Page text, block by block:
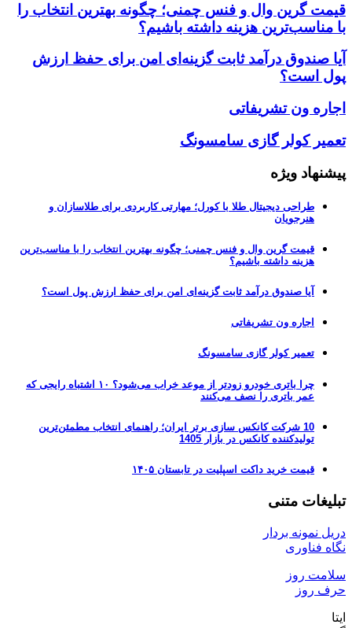
قیمت گرین وال و فنس چمنی؛ چگونه بهترین انتخاب را
با مناسب‌ترین هزینه داشته باشیم؟
آیا صندوق درآمد ثابت گزینه‌ای امن برای حفظ ارزش
پول است؟
اجاره ون تشریفاتی
تعمیر کولر گازی سامسونگ
پیشنهاد ویژه
طراحی دیجیتال طلا با کورل؛ مهارتی کاربردی برای طلاسازان و
هنرجویان
قیمت گرین وال و فنس چمنی؛ چگونه بهترین انتخاب را با مناسب‌ترین
هزینه داشته باشیم؟
آیا صندوق درآمد ثابت گزینه‌ای امن برای حفظ ارزش پول است؟
اجاره ون تشریفاتی
تعمیر کولر گازی سامسونگ
چرا باتری خودرو زودتر از موعد خراب می‌شود؟ ۱۰ اشتباه رایجی که
عمر باتری را نصف می‌کنند
10 شرکت کانکس سازی برتر ایران؛ راهنمای انتخاب مطمئن‌ترین
تولیدکننده کانکس در بازار 1405
قیمت خرید داکت اسپلیت در تابستان ۱۴۰۵
تبلیغات متنی
دریل نمونه بردار
نگاه فناوری
سلامت روز
حرف روز
ایتا